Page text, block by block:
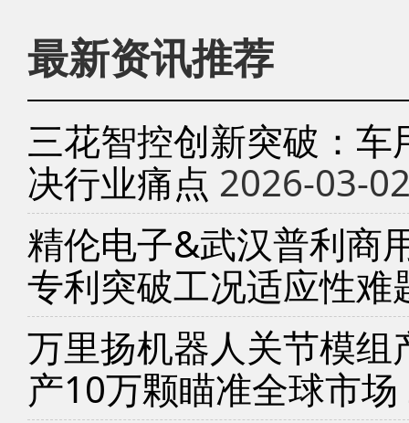
最新资讯推荐
三花智控创新突破：
决行业痛点 2026-03-
精伦电子&武汉普利商
专利突破工况适应性难
万里扬机器人关节模
产10万颗瞄准全球市场